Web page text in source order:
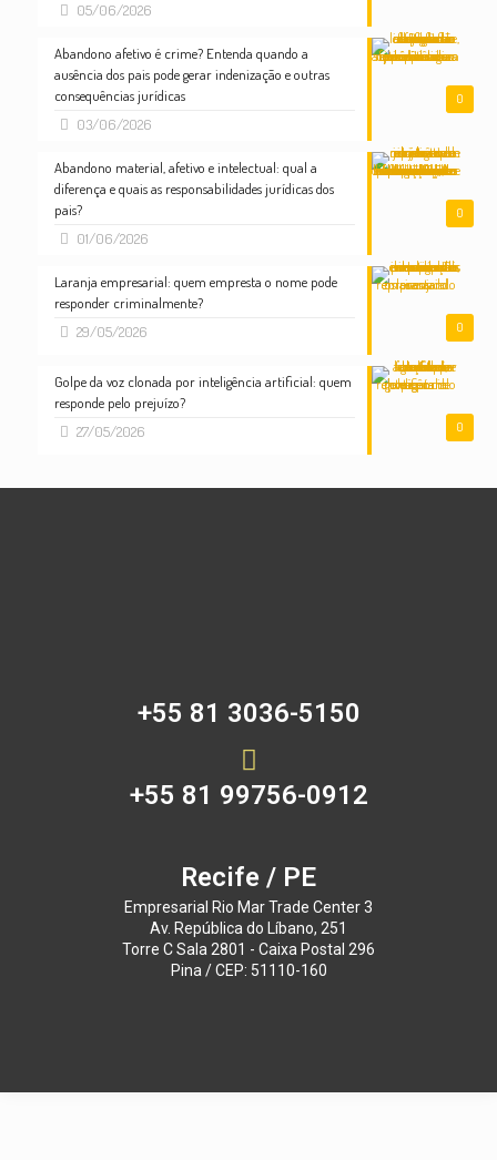
05/06/2026
0
Abandono afetivo é crime? Entenda quando a
ausência dos pais pode gerar indenização e outras
consequências jurídicas
03/06/2026
0
Abandono material, afetivo e intelectual: qual a
diferença e quais as responsabilidades jurídicas dos
pais?
01/06/2026
0
Laranja empresarial: quem empresta o nome pode
responder criminalmente?
29/05/2026
0
Golpe da voz clonada por inteligência artificial: quem
responde pelo prejuízo?
27/05/2026
+55 81 3036-5150
+55 81 99756-0912
Recife / PE
Empresarial Rio Mar Trade Center 3
Av. República do Líbano, 251
Torre C Sala 2801 - Caixa Postal 296
Pina / CEP: 51110-160